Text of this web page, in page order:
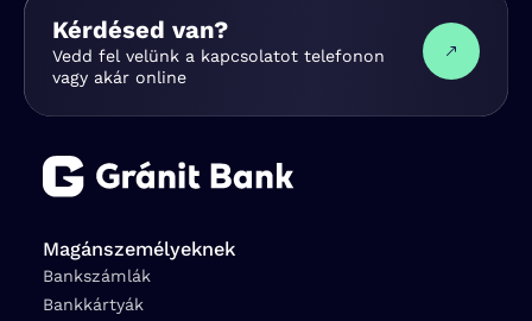
Kérdésed van?
Vedd fel velünk a kapcsolatot telefonon
vagy akár online
Magánszemélyeknek
Bankszámlák
Bankkártyák